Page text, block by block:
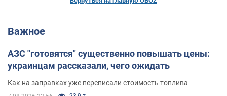
Важное
АЗС "готовятся" существенно повышать цены:
украинцам рассказали, чего ожидать
Как на заправках уже переписали стоимость топлива